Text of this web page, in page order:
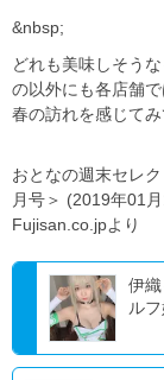
&nbsp;
どれも美味しそう
の以外にも各店舗
春の訪れを感じてみ
おとなの週末セレ
月号＞ (2019年01
Fujisan.co.jpより
伊
ル